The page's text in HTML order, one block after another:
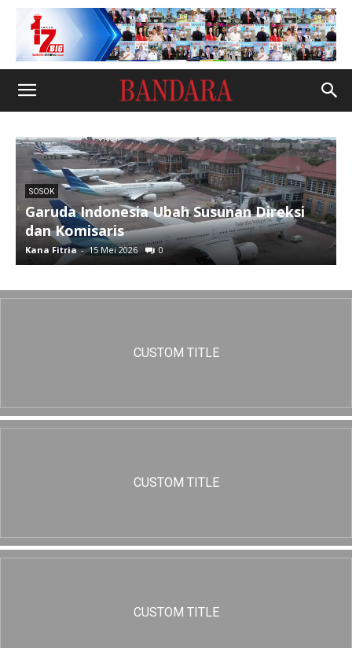
SOSOK
Garuda Indonesia Ubah Susunan Direksi
dan Komisaris
Kana Fitria - 15 Mei 2026 0
CUSTOM TITLE
CUSTOM TITLE
CUSTOM TITLE